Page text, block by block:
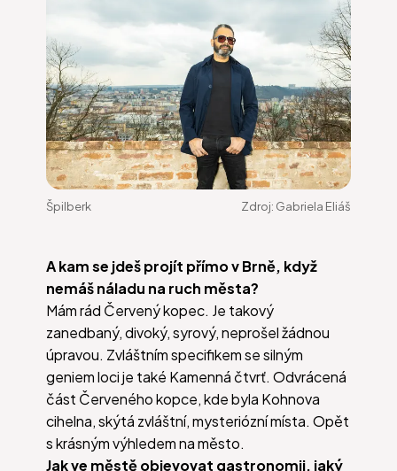
Špilberk Zdroj: Gabriela Eliáš
A kam se jdeš projít přímo v Brně, když
nemáš náladu na ruch města?
Mám rád Červený kopec. Je takový
zanedbaný, divoký, syrový, neprošel žádnou
úpravou. Zvláštním specifikem se silným
geniem loci je také Kamenná čtvrť. Odvrácená
část Červeného kopce, kde byla Kohnova
cihelna, skýtá zvláštní, mysteriózní místa. Opět
s krásným výhledem na město.
Jak ve městě objevovat gastronomii, jaký